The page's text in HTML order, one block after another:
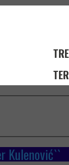
Kulenović``